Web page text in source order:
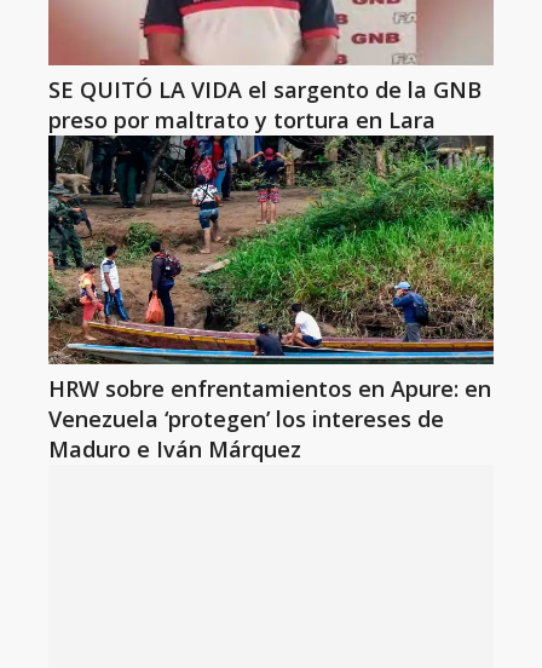
SE QUITÓ LA VIDA el sargento de la GNB
preso por maltrato y tortura en Lara
HRW sobre enfrentamientos en Apure: en
Venezuela ‘protegen’ los intereses de
Maduro e Iván Márquez